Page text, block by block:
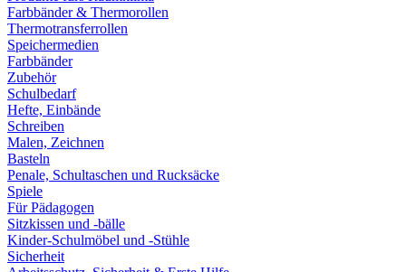
Farbbänder & Thermorollen
Thermotransferrollen
Speichermedien
Farbbänder
Zubehör
Schulbedarf
Hefte, Einbände
Schreiben
Malen, Zeichnen
Basteln
Penale, Schultaschen und Rucksäcke
Spiele
Für Pädagogen
Sitzkissen und -bälle
Kinder-Schulmöbel und -Stühle
Sicherheit